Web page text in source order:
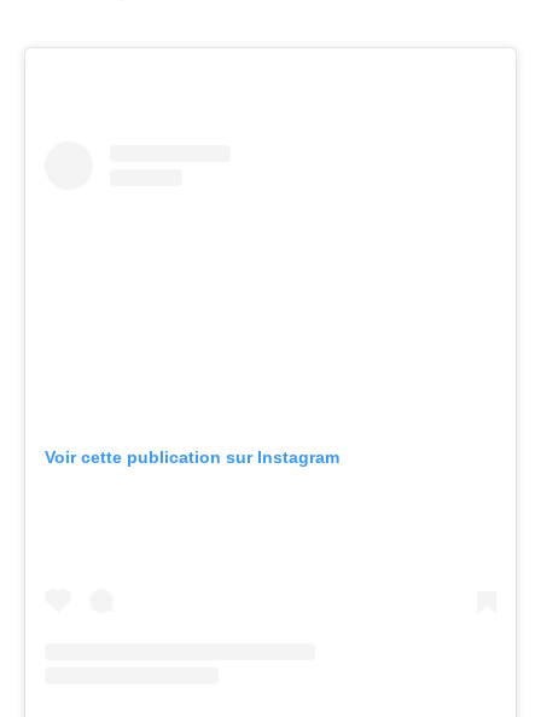
Voir cette publication sur Instagram